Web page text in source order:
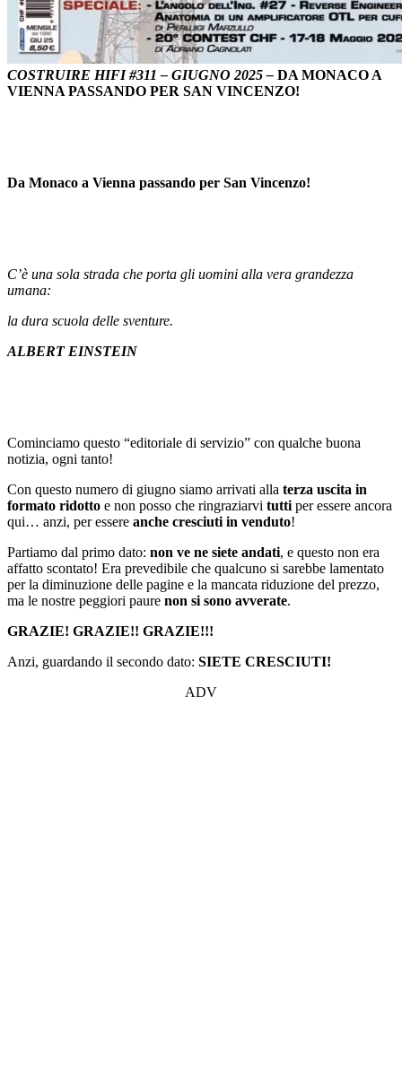
COSTRUIRE HIFI#311 – GIUGNO 2025 – DA MONACO A
VIENNA PASSANDO PER SAN VINCENZO!
Da Monaco a Vienna passando per San Vincenzo!
C’è una sola strada che porta gli uomini alla vera grandezza
umana:
la dura scuola delle sventure.
ALBERT EINSTEIN
Cominciamo questo “editoriale di servizio” con qualche buona
notizia, ogni tanto!
Con questo numero di giugno siamo arrivati alla terza uscita in
formato ridotto e non posso che ringraziarvi tutti per essere ancora
qui… anzi, per essere anche cresciuti in venduto!
Partiamo dal primo dato: non ve ne siete andati, e questo non era
affatto scontato! Era prevedibile che qualcuno si sarebbe lamentato
per la diminuzione delle pagine e la mancata riduzione del prezzo,
ma le nostre peggiori paure non si sono avverate.
GRAZIE! GRAZIE!! GRAZIE!!!
Anzi, guardando il secondo dato: SIETE CRESCIUTI!
ADV